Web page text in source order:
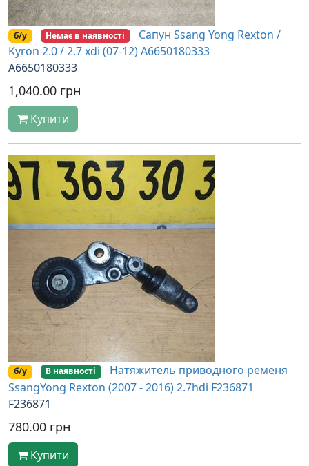
б/у Немає в наявності
Сапун Ssang Yong Rexton /
Kyron 2.0 / 2.7 xdi (07-12) A6650180333
A6650180333
1,040.00 грн
Купити
б/у В наявності
Натяжитель приводного ременя
SsangYong Rexton (2007 - 2016) 2.7hdi F236871
F236871
780.00 грн
Купити